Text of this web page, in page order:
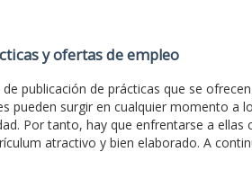
y ofertas de empleo
publicación de prácticas que se
pueden surgir en cualquier momento a
Por tanto, hay que enfrentarse a ellas
atractivo y bien elaborado. A